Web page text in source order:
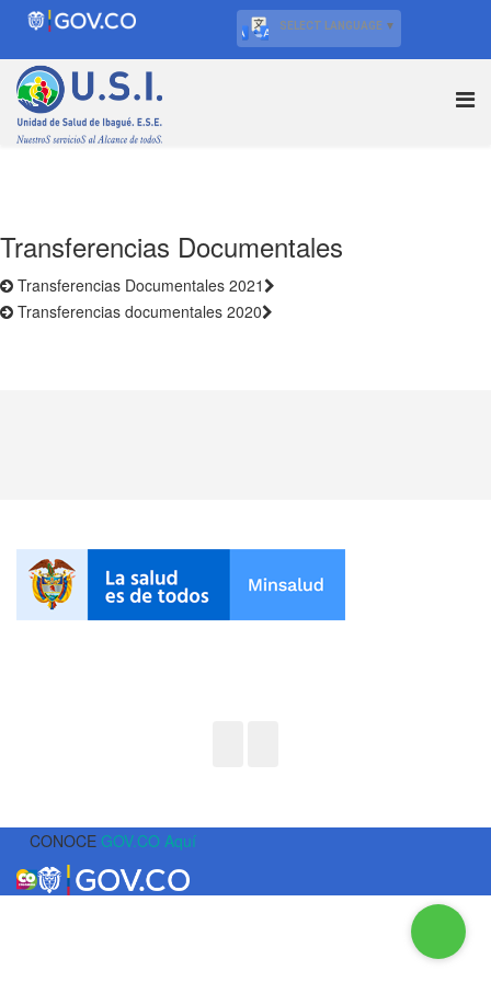
SELECT LANGUAGE ▼
Transferencias Documentales
Transferencias Documentales 2021
Transferencias documentales 2020
CONOCE GOV.CO Aquí